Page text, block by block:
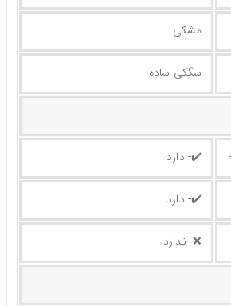
مشکی
سگکی ساده
✔️- دارد
✔️- دارد
❌- ندارد